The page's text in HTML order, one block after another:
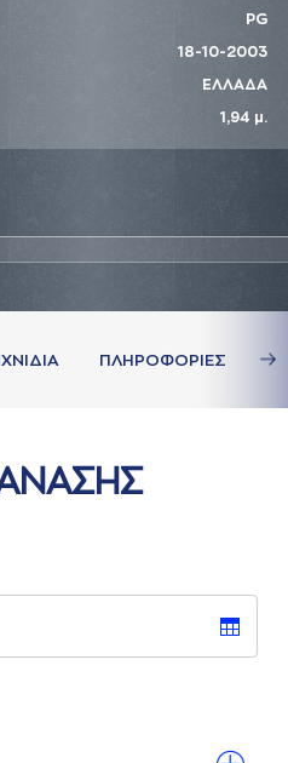
PG
18-10-2003
ΕΛΛΑΔΑ
1,94 μ.
ΠΛΗΡΟΦΟΡΙΕΣ